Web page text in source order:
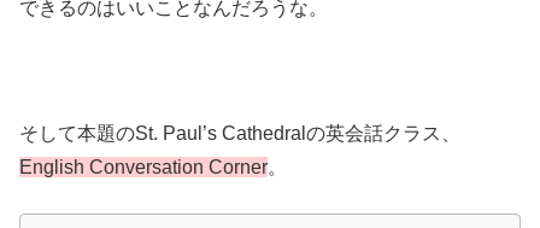
できるのはいいことなんだろうな。
そして本題のSt. Paul’s Cathedralの英会話クラス、
English Conversation Corner。